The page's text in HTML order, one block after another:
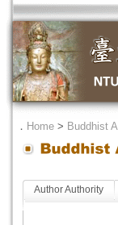
． Home > Buddhist
Author Authority